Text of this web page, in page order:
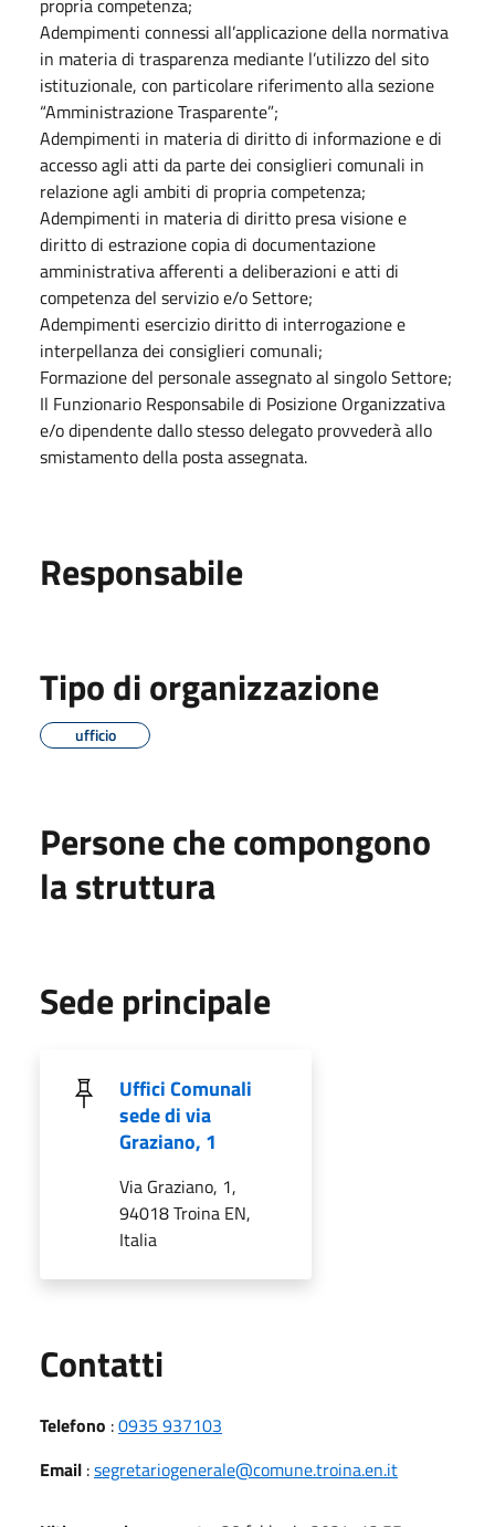
propria competenza;
Adempimenti connessi all’applicazione della normativa
in materia di trasparenza mediante l’utilizzo del sito
istituzionale, con particolare riferimento alla sezione
“Amministrazione Trasparente”;
Adempimenti in materia di diritto di informazione e di
accesso agli atti da parte dei consiglieri comunali in
relazione agli ambiti di propria competenza;
Adempimenti in materia di diritto presa visione e
diritto di estrazione copia di documentazione
amministrativa afferenti a deliberazioni e atti di
competenza del servizio e/o Settore;
Adempimenti esercizio diritto di interrogazione e
interpellanza dei consiglieri comunali;
Formazione del personale assegnato al singolo Settore;
Il Funzionario Responsabile di Posizione Organizzativa
e/o dipendente dallo stesso delegato provvederà allo
smistamento della posta assegnata.
Responsabile
Tipo di organizzazione
ufficio
Persone che compongono
la struttura
Sede principale
Uffici Comunali
sede di via
Graziano, 1
Via Graziano, 1,
94018 Troina EN,
Italia
Contatti
Telefono :0935 937103
Email :segretariogenerale@comune.troina.en.it